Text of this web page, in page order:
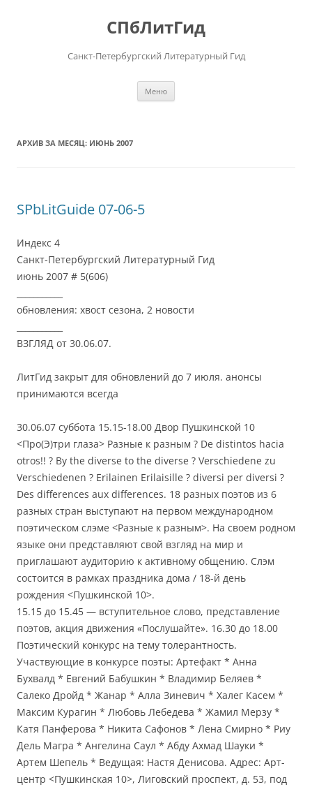
СПбЛитГид
Санкт-Петербургский Литературный Гид
Меню
АРХИВ ЗА МЕСЯЦ: ИЮНЬ 2007
SPbLitGuide 07-06-5
Индекс 4
Санкт-Петербургский Литературный Гид
июнь 2007 # 5(606)
обновления: хвост сезона, 2 новости
ВЗГЛЯД от 30.06.07.
ЛитГид закрыт для обновлений до 7 июля. анонсы
принимаются всегда
30.06.07 суббота 15.15-18.00 Двор Пушкинской 10
<Пpо(Э)три глаза> Разные к разным ? De distintos hacia
otros!! ? By the diverse to the diverse ? Verschiedene zu
Verschiedenen ? Erilainen Erilaisille ? diversi per diversi ?
Des differences aux differences. 18 разных поэтов из 6
разных стран выступают на первом международном
поэтическом слэме <Разные к разным>. На своем родном
языке они представляют свой взгляд на мир и
приглашают аудиторию к активному общению. Слэм
состоится в рамках праздника дома / 18-й день
рождения <Пушкинской 10>.
15.15 до 15.45 — вступительное слово, представление
поэтов, акция движения «Послушайте». 16.30 до 18.00
Поэтический конкурс на тему толерантность.
Участвующие в конкурсе поэты: Артефакт * Анна
Бухвалд * Евгений Бабушкин * Владимир Беляев *
Салеко Дройд * Жанар * Алла Зиневич * Халег Касем *
Mаксим Курагин * Любовь Лебедева * Жамил Мерзу *
Катя Панферова * Никита Сафонов * Лена Смирно * Риу
Дель Магра * Ангелина Саул * Абду Ахмад Шауки *
Артем Шепель * Ведущая: Настя Денисова. Адрес: Арт-
центр <Пушкинская 10>, Лиговский проспект, д. 53, под